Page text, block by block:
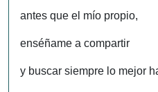
antes que el mío propio,
enséñame a compartir
y buscar siempre lo mejor